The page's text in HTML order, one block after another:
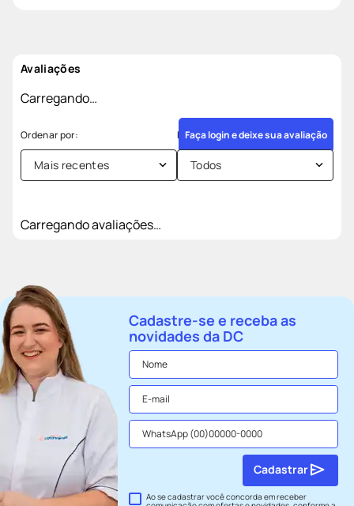
Avaliações
Carregando…
Faça login e deixe sua avaliação
Mais recentes Todos
Carregando avaliações…
Cadastre-se e receba as
novidades da DC
Ao se cadastrar você concorda em receber
Cadastrar